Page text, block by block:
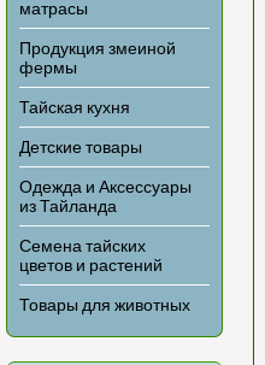
матрасы
Продукция змеиной
фермы
Тайская кухня
Детские товары
Одежда и Аксессуары
из Тайланда
Семена тайских
цветов и растений
Товары для животных